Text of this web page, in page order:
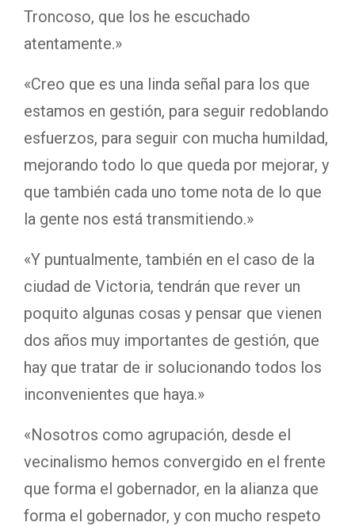
Troncoso, que los he escuchado
atentamente.»
«Creo que es una linda señal para los que
estamos en gestión, para seguir redoblando
esfuerzos, para seguir con mucha humildad,
mejorando todo lo que queda por mejorar, y
que también cada uno tome nota de lo que
la gente nos está transmitiendo.»
«Y puntualmente, también en el caso de la
ciudad de Victoria, tendrán que rever un
poquito algunas cosas y pensar que vienen
dos años muy importantes de gestión, que
hay que tratar de ir solucionando todos los
inconvenientes que haya.»
«Nosotros como agrupación, desde el
vecinalismo hemos convergido en el frente
que forma el gobernador, en la alianza que
forma el gobernador, y con mucho respeto